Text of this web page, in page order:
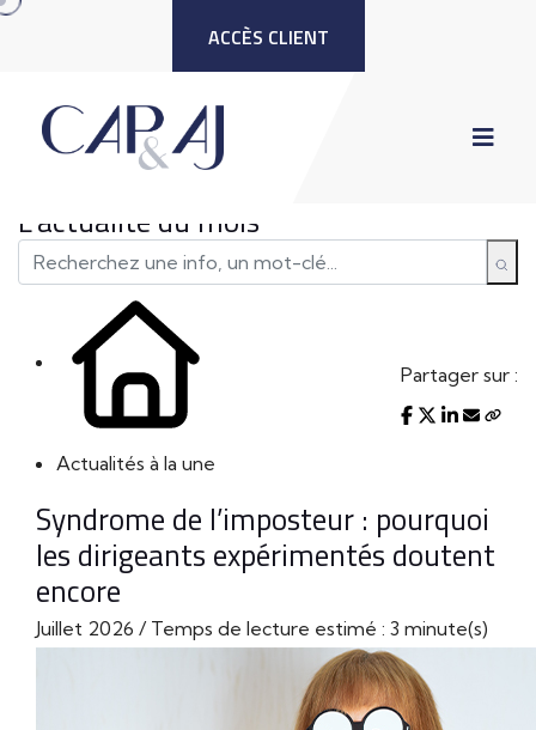
ACCÈS CLIENT
L'actualité du mois
Actualités à la une
Partager sur :
Syndrome de l’imposteur : pourquoi
les dirigeants expérimentés doutent
encore
Juillet 2026 / Temps de lecture estimé : 3 minute(s)